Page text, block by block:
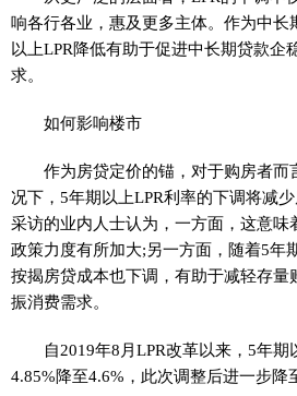
响各行各业，惠及更多主体。作为中长
以上LPR降低有助于促进中长期贷款企
求。
如何影响楼市
作为房贷定价的锚，对于购房者而
况下，5年期以上LPR利率的下调将减
采访的业内人士认为，一方面，这意味
政策力度有所加大;另一方面，随着5年
按揭房贷成本也下调，有助于减轻存量
振消费需求。
自2019年8月LPR改革以来，5年期
4.85%降至4.6%，此次调整后进一步降